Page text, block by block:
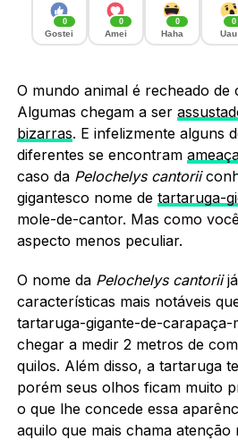
0
Gostei
0
Amei
0
Haha
0
Uau
O mundo animal é recheado de
Algumas chegam a ser
bizarras. E infelizmente alguns
diferentes se encontram
caso da Pelochelys cantorii
gigantesco nome de tartaruga-
mole-de-cantor. Mas como
aspecto menos peculiar.
O nome da Pelochelys cantoriijá
características mais notáveis
tartaruga-gigante-de-
chegar a medir 2 metros de
quilos. Além disso, a tartaruga
porém seus olhos ficam muito
o que lhe concede essa
aquilo que mais chama